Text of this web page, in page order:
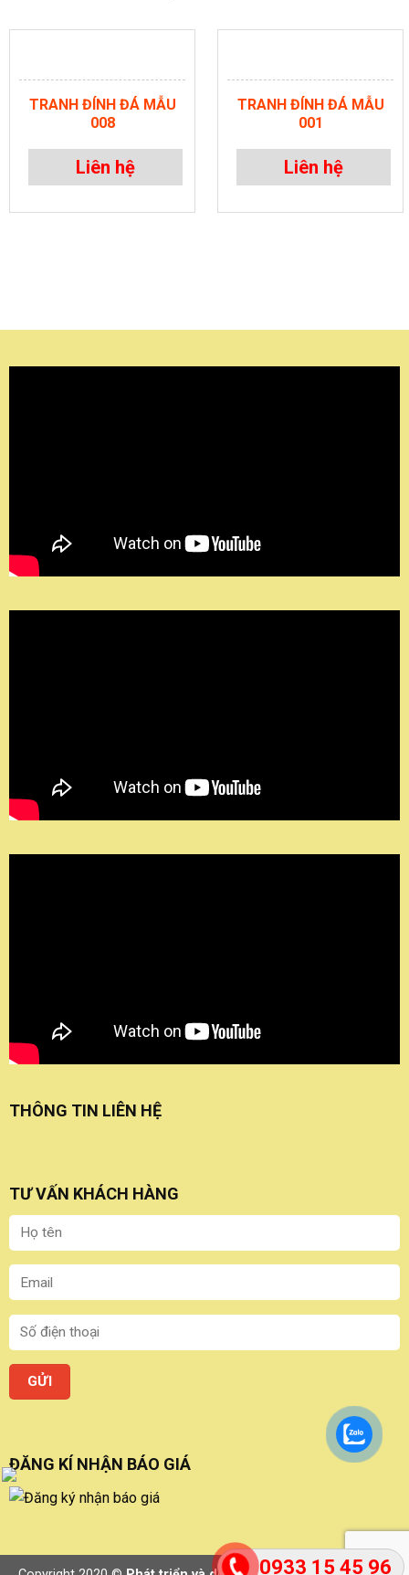
0933 15 45 96
TRANH ĐÍNH ĐÁ MẪU
008
Liên hệ
TRANH ĐÍNH ĐÁ MẪU
001
Liên hệ
THÔNG TIN LIÊN HỆ
TƯ VẤN KHÁCH HÀNG
ĐĂNG KÍ NHẬN BÁO GIÁ